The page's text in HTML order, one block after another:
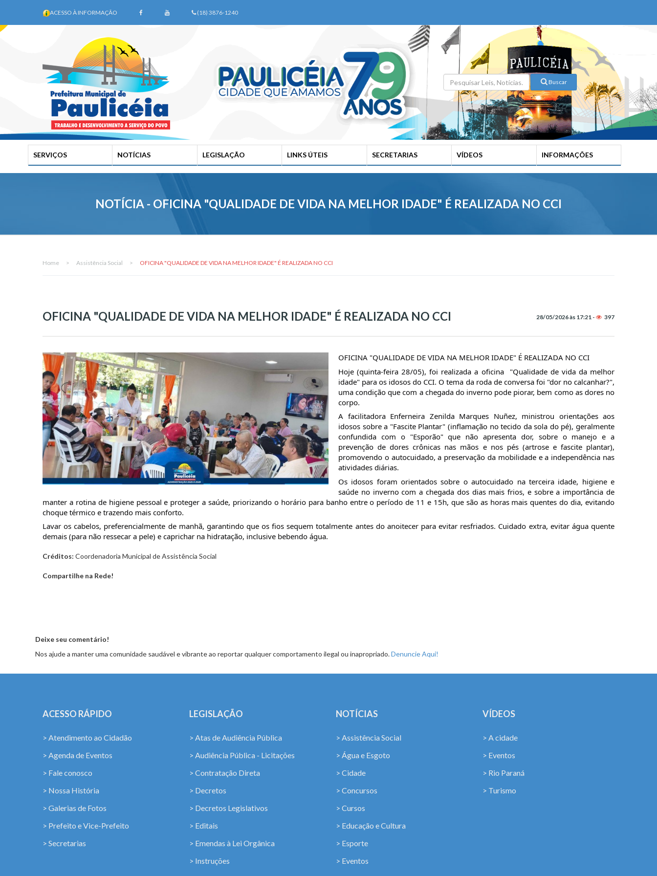
ACESSO À INFORMAÇÃO (18) 3876-1240
Buscar
SERVIÇOS NOTÍCIAS LEGISLAÇÃO LINKS ÚTEIS SECRETARIAS VÍDEOS INFORMAÇÕES
NOTÍCIA - OFICINA "QUALIDADE DE VIDA NA MELHOR IDADE" É REALIZADA NO CCI
Home > Assistência Social > OFICINA "QUALIDADE DE VIDA NA MELHOR IDADE" É REALIZADA NO CCI
OFICINA "QUALIDADE DE VIDA NA MELHOR IDADE" É REALIZADA NO CCI 28/05/2026 às 17:21 - 397
OFICINA "QUALIDADE DE VIDA NA MELHOR IDADE" É REALIZADA NO CCI
Hoje (quinta-feira 28/05), foi realizada a oficina  "Qualidade de vida da melhor
idade" para os idosos do CCI. O tema da roda de conversa foi "dor no calcanhar?",
uma condição que com a chegada do inverno pode piorar, bem como as dores no
corpo.
A facilitadora Enferneira Zenilda Marques Nuñez, ministrou orientações aos
idosos sobre a "Fascite Plantar" (inflamação no tecido da sola do pé), geralmente
confundida com o "Esporão" que não apresenta dor, sobre o manejo e a
prevenção de dores crônicas nas mãos e nos pés (artrose e fascite plantar),
promovendo o autocuidado, a preservação da mobilidade e a independência nas
atividades diárias.
Os idosos foram orientados sobre o autocuidado na terceira idade, higiene e
saúde no inverno com a chegada dos dias mais frios, e sobre a importância de
manter a rotina de higiene pessoal e proteger a saúde, priorizando o horário para banho entre o período de 11 e 15h, que são as horas mais quentes do dia, evitando
choque térmico e trazendo mais conforto.
Lavar os cabelos, preferencialmente de manhã, garantindo que os fios sequem totalmente antes do anoitecer para evitar resfriados. Cuidado extra, evitar água quente
demais (para não ressecar a pele) e caprichar na hidratação, inclusive bebendo água.
Créditos: Coordenadoria Municipal de Assistência Social
Compartilhe na Rede!
Deixe seu comentário!
Nos ajude a manter uma comunidade saudável e vibrante ao reportar qualquer comportamento ilegal ou inapropriado.Denuncie Aqui!
ACESSO RÁPIDO
> Atendimento ao Cidadão
> Agenda de Eventos
> Fale conosco
> Nossa História
> Galerias de Fotos
> Prefeito e Vice-Prefeito
> Secretarias
LEGISLAÇÃO
> Atas de Audiência Pública
> Audiência Pública - Licitações
> Contratação Direta
> Decretos
> Decretos Legislativos
> Editais
> Emendas à Lei Orgânica
> Instruções
NOTÍCIAS
> Assistência Social
> Água e Esgoto
> Cidade
> Concursos
> Cursos
> Educação e Cultura
> Esporte
> Eventos
VÍDEOS
> A cidade
> Eventos
> Rio Paraná
> Turismo